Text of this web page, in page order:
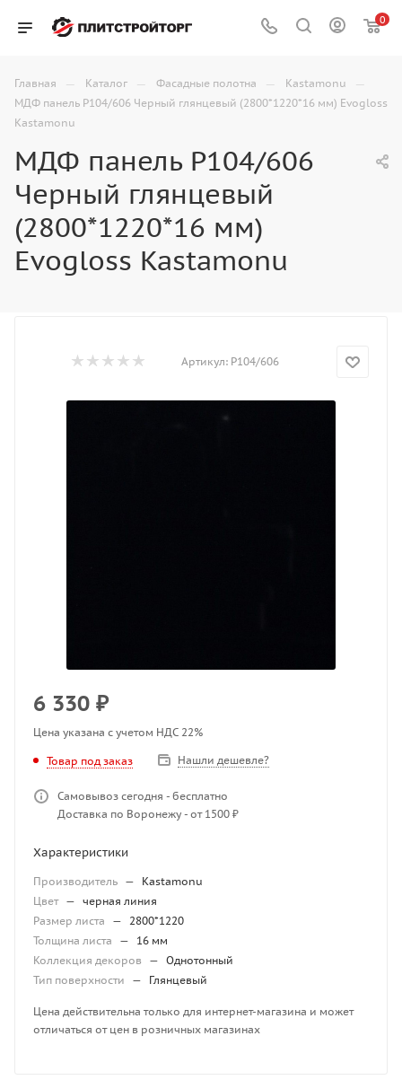
0
Главная — Каталог — Фасадные полотна — Kastamonu —
МДФ панель P104/606 Черный глянцевый (2800*1220*16 мм) Evogloss
Kastamonu
МДФ панель P104/606
Черный глянцевый
(2800*1220*16 мм)
Evogloss Kastamonu
Артикул: P104/606
6 330 ₽
Цена указана с учетом НДС 22%
Товар под заказ Нашли дешевле?
Самовывоз сегодня - бесплатно
Доставка по Воронежу - от 1500 ₽
Характеристики
Производитель —
Kastamonu
Цвет — черная линия
Размер листа
— 2800*1220
Толщина листа
—
16 мм
Коллекция декоров
— Однотонный
Тип поверхности
— Глянцевый
Цена действительна только для интернет-магазина и может
отличаться от цен в розничных магазинах